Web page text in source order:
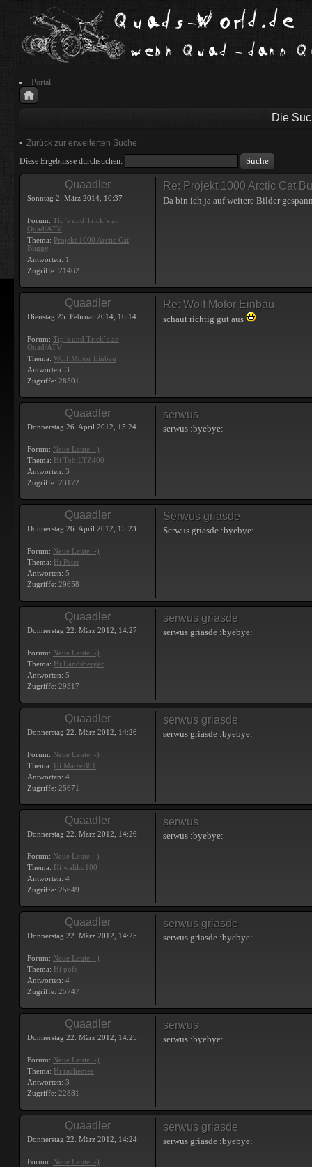
Portal
Die
Zurück zur erweiterten Suche
Diese Ergebnisse durchsuchen:
Quaadler
Sonntag 2. März 2014, 10:37
Forum: Tip`s und Trick`s an
Quad/ATV
Thema: Projekt 1000 Arctic Cat
Buggy
Antworten: 1
Zugriffe: 21462
Re: Projekt 1000 Arctic Cat
Da bin ich ja auf weitere Bilder
Quaadler
Dienstag 25. Februar 2014, 16:14
Forum: Tip`s und Trick`s an
Quad/ATV
Thema: Wolf Motor Einbau
Antworten: 3
Zugriffe: 28501
Re: Wolf Motor Einbau
schaut richtig gut aus
Quaadler
Donnerstag 26. April 2012, 15:24
Forum: Neue Leute :-)
Thema: Hi TobiLTZ400
Antworten: 3
Zugriffe: 23172
serwus
serwus :byebye:
Quaadler
Donnerstag 26. April 2012, 15:23
Forum: Neue Leute :-)
Thema: Hi Peter
Antworten: 5
Zugriffe: 29658
Serwus griasde
Serwus griasde :byebye:
Quaadler
Donnerstag 22. März 2012, 14:27
Forum: Neue Leute :-)
Thema: Hi Landsberger
Antworten: 5
Zugriffe: 29317
serwus griasde
serwus griasde :byebye:
Quaadler
Donnerstag 22. März 2012, 14:26
Forum: Neue Leute :-)
Thema: Hi MatzeB81
Antworten: 4
Zugriffe: 25671
serwus griasde
serwus griasde :byebye:
Quaadler
Donnerstag 22. März 2012, 14:26
Forum: Neue Leute :-)
Thema: Hi waliko100
Antworten: 4
Zugriffe: 25649
serwus
serwus :byebye:
Quaadler
Donnerstag 22. März 2012, 14:25
Forum: Neue Leute :-)
Thema: Hi pofe
Antworten: 4
Zugriffe: 25747
serwus griasde
serwus griasde :byebye:
Quaadler
Donnerstag 22. März 2012, 14:25
Forum: Neue Leute :-)
Thema: Hi rachemee
Antworten: 3
Zugriffe: 22881
serwus
serwus :byebye:
Quaadler
Donnerstag 22. März 2012, 14:24
Forum: Neue Leute :-)
serwus griasde
serwus griasde :byebye: